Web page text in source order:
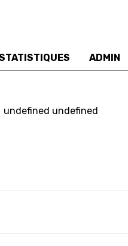
ADMIN
undefined undefined